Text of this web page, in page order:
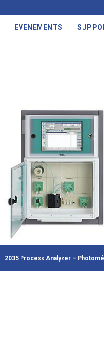
ÉVÉNEMENTS
2035 Process Analyzer –